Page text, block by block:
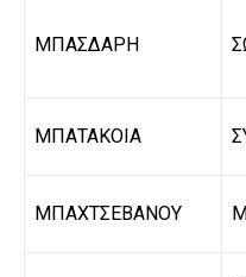
ΜΠΑΣΔΑΡΗ
ΜΠΑΤΑΚΟΙΑ
ΜΠΑΧΤΣΕΒΑΝΟΥ